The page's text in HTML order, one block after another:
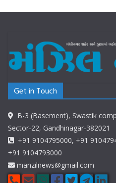
Get in Touch
B-3 (Basement), Swastik
Sector-22, Gandhinagar-382021
+91 9104795000, +91
+91 9104793000
manzilnews@gmail.com